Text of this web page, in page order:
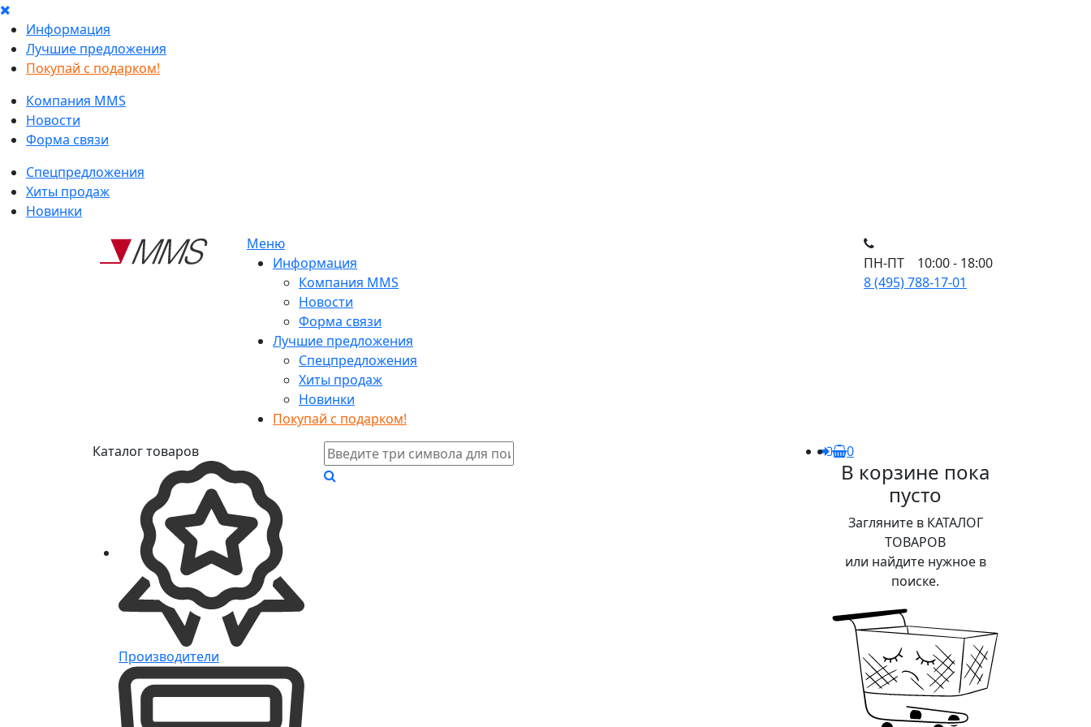
Информация
Лучшие предложения
Покупай с подарком!
Компания MMS
Новости
Форма связи
Спецпредложения
Хиты продаж
Новинки
Меню
Информация
Компания MMS
Новости
Форма связи
Лучшие предложения
Спецпредложения
Хиты продаж
Новинки
Покупай с подарком!
ПН-ПТ 10:00 - 18:00
8 (495) 788-17-01
Каталог товаров
Производители
0
В корзине пока
пусто
Загляните в КАТАЛОГ
ТОВАРОВ
или найдите нужное в
поиске.